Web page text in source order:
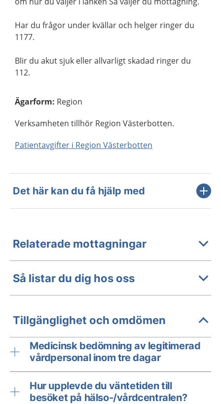
Har du frågor under kvällar och helger ringer du
1177.
Blir du akut sjuk eller allvarligt skadad ringer du
112.
Ägarform: Region
Verksamheten tillhör Region Västerbotten.
Patientavgifter i Region Västerbotten
Det här kan du få hjälp med
Relaterade mottagningar
Så listar du dig hos oss
Tillgänglighet och omdömen
Medicinsk bedömning av legitimerad
vårdpersonal inom tre dagar
Hur upplevde du väntetiden till
besöket på hälso-/vårdcentralen?